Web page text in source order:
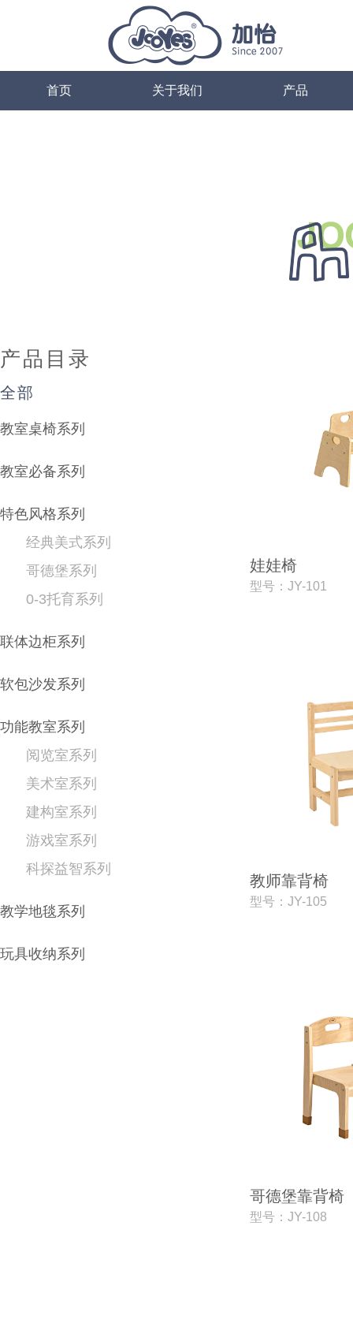
首页 关于我们 产品
产品目录
全部
教室桌椅系列
教室必备系列
特色风格系列
经典美式系列
哥德堡系列
0-3托育系列
联体边柜系列
软包沙发系列
功能教室系列
阅览室系列
美术室系列
建构室系列
游戏室系列
科探益智系列
教学地毯系列
玩具收纳系列
娃娃椅
型号：JY-101
教师靠背椅
型号：JY-105
哥德堡靠背椅
型号：JY-108